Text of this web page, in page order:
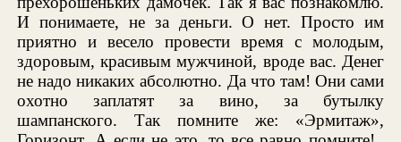
И понимаете, не за деньги. О нет. Просто им
приятно и весело провести время с молодым,
здоровым, красивым мужчиной, вроде вас. Денег
не надо никаких абсолютно. Да что там! Они сами
охотно заплатят за вино, за бутылку
шампанского. Так помните же: «Эрмитаж»,